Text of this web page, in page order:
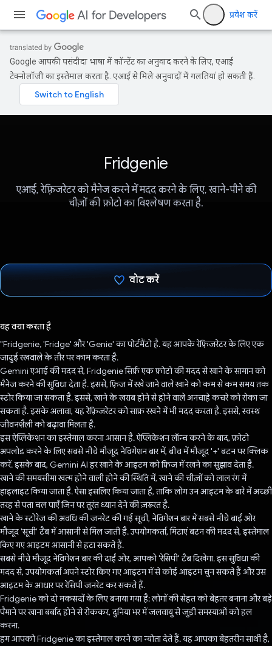
प्रवेश करें
Google आपकी पसंदीदा भाषा में कॉन्टेंट का अनुवाद करने के लिए, एआई
टेक्नोलॉजी का इस्तेमाल करता है. एआई से मिले अनुवादों में गलतियां हो सकती हैं.
Fridgenie
एआई, रेफ़्रिजरेटर को मैनेज करने में मदद करने के लिए, खाने-पीने की
चीज़ों की फ़ोटो का विश्लेषण करता है.
वोट करें
यह क्या करता है
"Fridgenie, 'Fridge' और 'Genie' का पोर्टमैंटो है. यह आपके रेफ़्रिजरेटर के लिए एक
जादुई रखवाले के तौर पर काम करता है.
Gemini एआई की मदद से, Fridgenie सिर्फ़ एक फ़ोटो की मदद से खाने के सामान को
मैनेज करने की सुविधा देता है. इससे, फ़्रिज में रखे जाने वाले खाने को कम से कम समय तक
स्टोर किया जा सकता है. इससे, खाने के खराब होने से होने वाले अनचाहे कचरे को रोका जा
सकता है. इसके अलावा, यह रेफ़्रिजरेटर को साफ़ रखने में भी मदद करता है. इससे, स्वस्थ
जीवनशैली को बढ़ावा मिलता है.
इस ऐप्लिकेशन का इस्तेमाल करना आसान है. ऐप्लिकेशन लॉन्च करने के बाद, फ़ोटो
अपलोड करने के लिए सबसे नीचे मौजूद नेविगेशन बार में, बीच में मौजूद '+' बटन पर क्लिक
करें. इसके बाद, Gemini AI हर खाने के आइटम को फ़्रिज में रखने का सुझाव देता है.
खाने की समयसीमा खत्म होने वाली होने की स्थिति में, खाने की चीज़ों को लाल रंग में
हाइलाइट किया जाता है. ऐसा इसलिए किया जाता है, ताकि लोग उन आइटम के बारे में अच्छी
तरह से पता चल पाएँ जिन पर तुरंत ध्यान देने की ज़रूरत है.
खाने के स्टोरेज की अवधि की जनरेट की गई सूची, नेविगेशन बार में सबसे नीचे बाईं ओर
मौजूद 'सूची' टैब में आसानी से मिल जाती है. उपयोगकर्ता, मिटाएं बटन की मदद से, इस्तेमाल
किए गए आइटम आसानी से हटा सकते हैं.
सबसे नीचे मौजूद नेविगेशन बार की दाईं ओर, आपको 'रेसिपी' टैब दिखेगा. इस सुविधा की
मदद से, उपयोगकर्ता अपने स्टोर किए गए आइटम में से कोई आइटम चुन सकते हैं और उस
आइटम के आधार पर रेसिपी जनरेट कर सकते हैं.
Fridgenie को दो मकसदों के लिए बनाया गया है: लोगों की सेहत को बेहतर बनाना और बड़े
पैमाने पर खाना बर्बाद होने से रोककर, दुनिया भर में जलवायु से जुड़ी समस्याओं को हल
करना.
हम आपको Fridgenie का इस्तेमाल करने का न्योता देते हैं. यह आपका बेहतरीन साथी है,